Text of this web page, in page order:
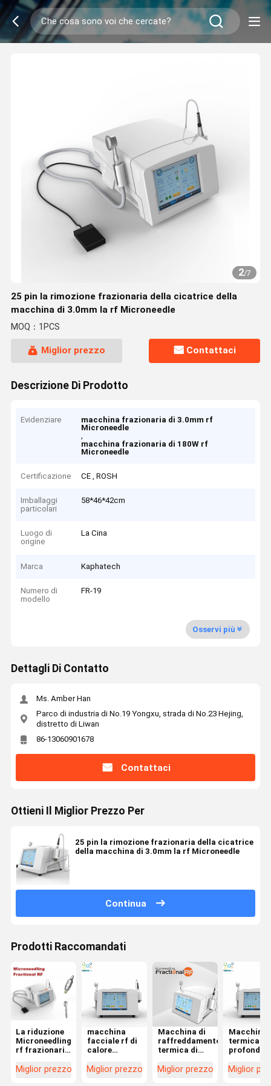
2/7
25 pin la rimozione frazionaria della cicatrice della
macchina di 3.0mm la rf Microneedle
MOQ：1PCS
Miglior prezzo Contattaci
Descrizione Di Prodotto
Evidenziare
macchina frazionaria di 3.0mm rf
Microneedle
,
macchina frazionaria di 180W rf
Microneedle
Certificazione CE , ROSH
Imballaggi
particolari
58*46*42cm
Luogo di
origine
La Cina
Marca Kaphatech
Numero di
modello
FR-19
Osservi più
Dettagli Di Contatto
Ms. Amber Han
Parco di industria di No.19 Yongxu, strada di No.23 Hejing,
distretto di Liwan
86-13060901678
Contattaci
Ottieni Il Miglior Prezzo Per
25 pin la rimozione frazionaria della cicatrice
della macchina di 3.0mm la rf Microneedle
Continua
Prodotti Raccomandati
La riduzione
Microneedling
rf frazionaria
cicatrice per
Miglior prezzo
macchina
facciale rf di
calore
mani di
Miglior prezzo
Macchina di
raffreddamento
termica di
della
Miglior prezzo
Macchina
termica
profonda
Miglior